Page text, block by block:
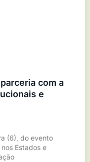
com a
e
(6), do evento
Estados e